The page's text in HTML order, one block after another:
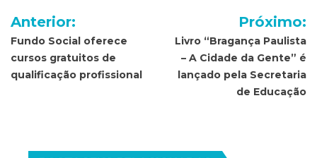
Navegação
de
Post
Anterior:
Fundo Social oferece
cursos gratuitos de
qualificação profissional
Próximo:
Livro “Bragança Paulista
– A Cidade da Gente” é
lançado pela Secretaria
de Educação